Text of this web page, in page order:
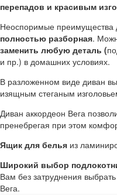
перепадов и красивым
Неоспоримые преимущества
полностью разборная.
заменить любую деталь (
и пр.) в домашних условиях.
В разложенном виде диван
изящным стеганым
Диван аккордеон Вега
пренебрегая при этом
Ящик для белья из
Широкий выбор
Вам без затруднения
Вега.